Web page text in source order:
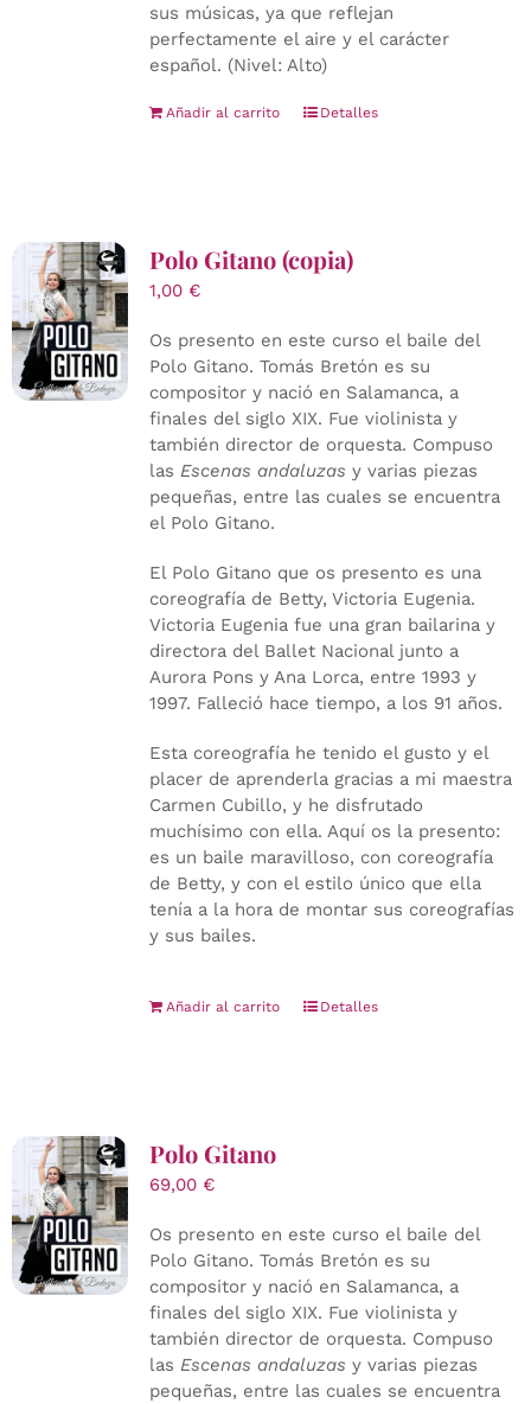
sus músicas, ya que reflejan
perfectamente el aire y el carácter
español. (Nivel: Alto)
Añadir al carrito Detalles
Polo Gitano (copia)
1,00 €
Os presento en este curso el baile del
Polo Gitano. Tomás Bretón es su
compositor y nació en Salamanca, a
finales del siglo XIX. Fue violinista y
también director de orquesta. Compuso
las Escenas andaluzas y varias piezas
pequeñas, entre las cuales se encuentra
el Polo Gitano.
El Polo Gitano que os presento es una
coreografía de Betty, Victoria Eugenia.
Victoria Eugenia fue una gran bailarina y
directora del Ballet Nacional junto a
Aurora Pons y Ana Lorca, entre 1993 y
1997. Falleció hace tiempo, a los 91 años.
Esta coreografía he tenido el gusto y el
placer de aprenderla gracias a mi maestra
Carmen Cubillo, y he disfrutado
muchísimo con ella. Aquí os la presento:
es un baile maravilloso, con coreografía
de Betty, y con el estilo único que ella
tenía a la hora de montar sus coreografías
y sus bailes.
Añadir al carrito Detalles
Polo Gitano
69,00 €
Os presento en este curso el baile del
Polo Gitano. Tomás Bretón es su
compositor y nació en Salamanca, a
finales del siglo XIX. Fue violinista y
también director de orquesta. Compuso
las Escenas andaluzas y varias piezas
pequeñas, entre las cuales se encuentra